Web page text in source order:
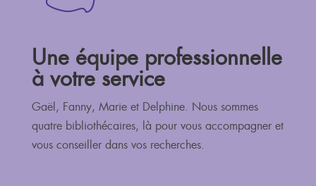
Une équipe professionnelle
à votre service
Gaël, Fanny, Marie et Delphine. Nous sommes
quatre bibliothécaires, là pour vous accompagner et
vous conseiller dans vos recherches.